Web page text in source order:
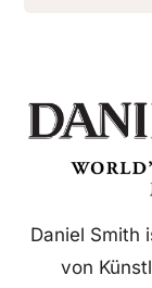
Daniel Smith
von